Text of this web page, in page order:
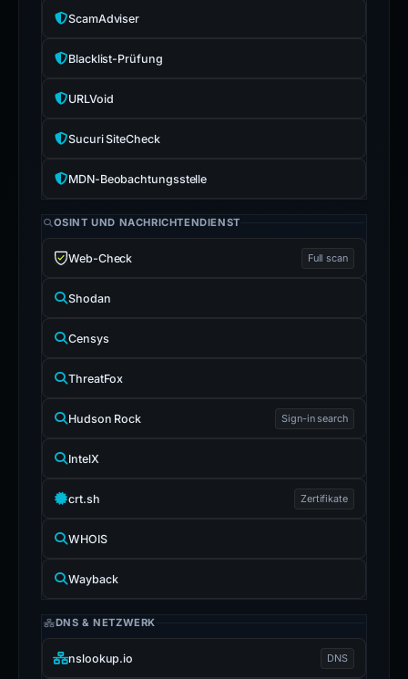
ScamAdviser
Blacklist-Prüfung
URLVoid
Sucuri SiteCheck
MDN-Beobachtungsstelle
OSINT UND NACHRICHTENDIENST
Web-Check Full scan
Shodan
Censys
ThreatFox
Hudson Rock Sign-in search
IntelX
crt.sh Zertifikate
WHOIS
Wayback
DNS & NETZWERK
nslookup.io DNS